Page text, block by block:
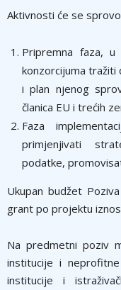
Aktivnosti će se
Pripremna faza,
konzorcijuma tražiti
i plan njenog
članica EU i trećih
Faza
primjenjivati
podatke,
Ukupan budžet
grant po projektu
Na predmetni poziv
institucije i
institucije i